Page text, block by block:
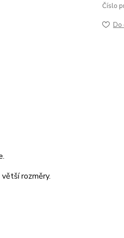
Číslo
Do
rozměry.